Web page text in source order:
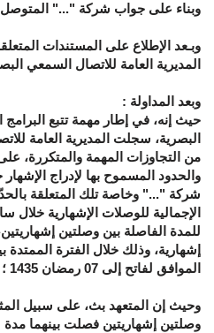
وبناء على جواب شركة "..." المتوصل به بتاريخ 16
وبـعد الإطلاع على المستندات
المديرية العامة للاتصال السمعي
وبعد المداولة :
حيث إنه، في إطار مهمة تتبع البرامج
البصرية، سجلت المديرية العامة
من التجاوزات المهمة والمتكررة،
والحدود المسموح بها لإدراج
شركة "..." وخاصة تلك المتعلقة
الإجمالية للوصلات الإشهارية خلال
للمدة الفاصلة بين وصلتين
الموافق لفاتح إلى 07 رمضان 1435 ؛